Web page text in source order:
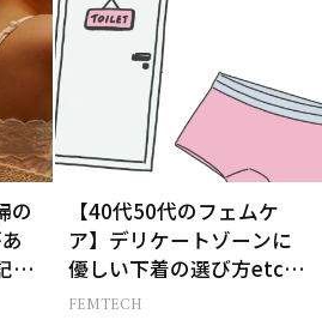
の
事
【40代50代のフェムケ
ア】デリケートゾーンに
優しい下着の選び方etc.
をプロが解説！
FEMTECH